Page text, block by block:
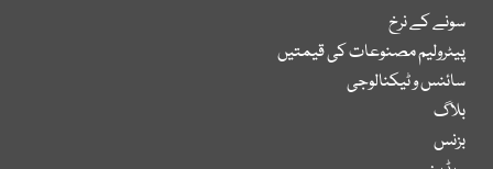
سونے کے نرخ
پیٹرولیم مصنوعات کی قیمتیں
سائنس و ٹیکنالوجی
بلاگ
بزنس